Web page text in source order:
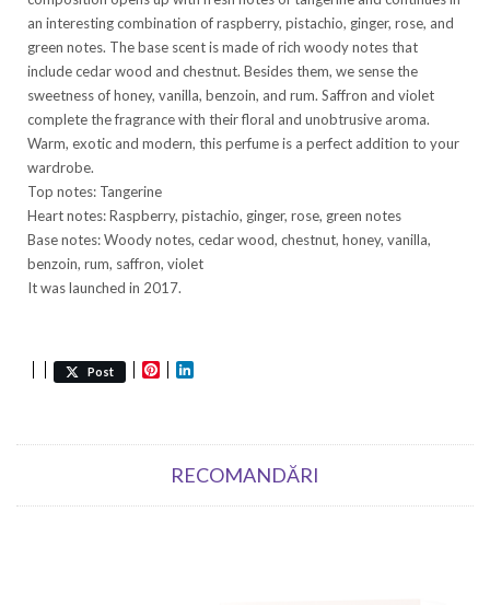
an interesting combination of raspberry, pistachio, ginger, rose, and
green notes. The base scent is made of rich woody notes that
include cedar wood and chestnut. Besides them, we sense the
sweetness of honey, vanilla, benzoin, and rum. Saffron and violet
complete the fragrance with their floral and unobtrusive aroma.
Warm, exotic and modern, this perfume is a perfect addition to your
wardrobe.
Top notes: Tangerine
Heart notes: Raspberry, pistachio, ginger, rose, green notes
Base notes: Woody notes, cedar wood, chestnut, honey, vanilla,
benzoin, rum, saffron, violet
It was launched in 2017.
Post Pinterest
RECOMANDĂRI